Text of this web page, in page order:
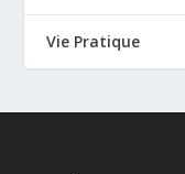
Vie Pratique